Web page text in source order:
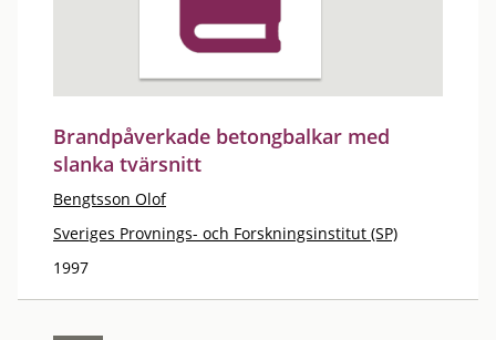
Brandpåverkade betongbalkar med
slanka tvärsnitt
Bengtsson Olof
Sveriges Provnings- och Forskningsinstitut (SP)
1997